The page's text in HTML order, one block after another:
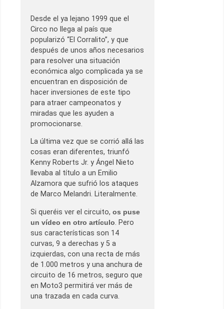
Desde el ya lejano 1999 que el
Circo no llega al país que
popularizó “El Corralito”, y que
después de unos años necesarios
para resolver una situación
económica algo complicada ya se
encuentran en disposición de
hacer inversiones de este tipo
para atraer campeonatos y
miradas que les ayuden a
promocionarse.
La última vez que se corrió allá las
cosas eran diferentes, triunfó
Kenny Roberts Jr. y Ángel Nieto
llevaba al título a un Emilio
Alzamora que sufrió los ataques
de Marco Melandri. Literalmente.
Si queréis ver el circuito, os puse
un vídeo en otro artículo. Pero
sus características son 14
curvas, 9 a derechas y 5 a
izquierdas, con una recta de más
de 1.000 metros y una anchura de
circuito de 16 metros, seguro que
en Moto3 permitirá ver más de
una trazada en cada curva.